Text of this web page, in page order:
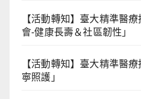
【活動轉知】臺大精準醫
會-健康長壽＆社區韌性」
【活動轉知】臺大精準醫
寧照護」